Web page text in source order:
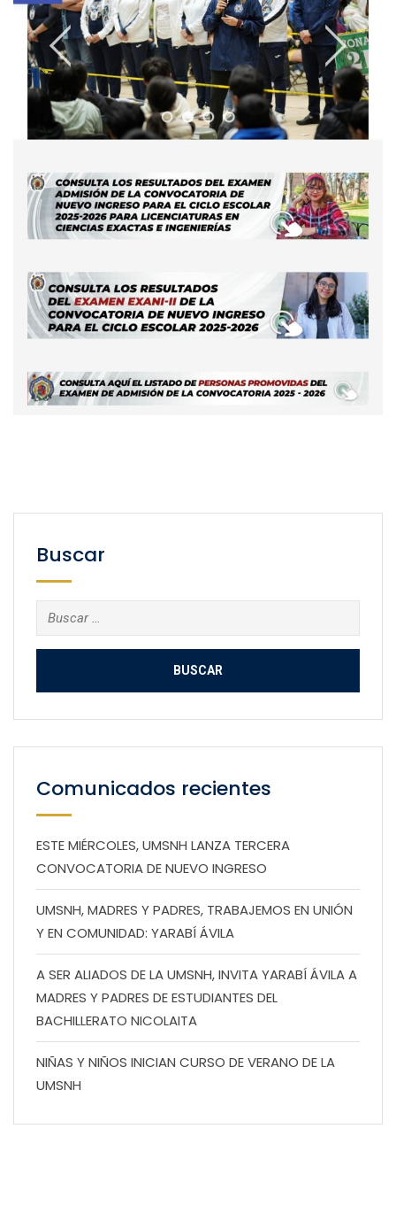
Buscar
Buscar:
Comunicados recientes
ESTE MIÉRCOLES, UMSNH LANZA TERCERA
CONVOCATORIA DE NUEVO INGRESO
UMSNH, MADRES Y PADRES, TRABAJEMOS EN UNIÓN
Y EN COMUNIDAD: YARABÍ ÁVILA
A SER ALIADOS DE LA UMSNH, INVITA YARABÍ ÁVILA A
MADRES Y PADRES DE ESTUDIANTES DEL
BACHILLERATO NICOLAITA
NIÑAS Y NIÑOS INICIAN CURSO DE VERANO DE LA
UMSNH